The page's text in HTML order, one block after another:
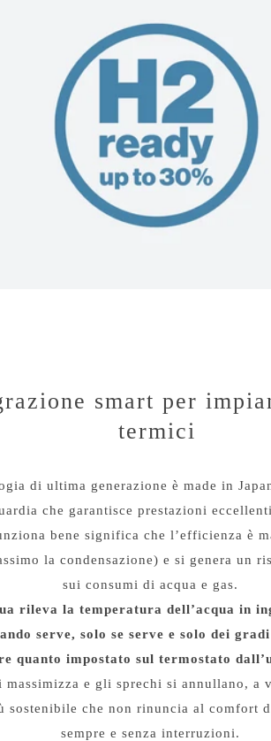
smart per
termici
di ultima generazione è made in
che garantisce prestazioni
bene significa che l’efficienza è
la condensazione) e si genera un
sui consumi di acqua e gas.
rileva la temperatura dell’acqua in
serve, solo se serve e solo dei
quanto impostato sul termostato
massimizza e gli sprechi si annullano, a
sostenibile che non rinuncia al comfort
sempre e senza interruzioni.